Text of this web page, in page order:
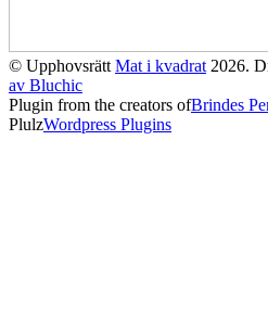
© Upphovsrätt Mat i kvadrat 2026.
av Bluchic
Plugin from the creators ofBrindes
PlulzWordpress Plugins